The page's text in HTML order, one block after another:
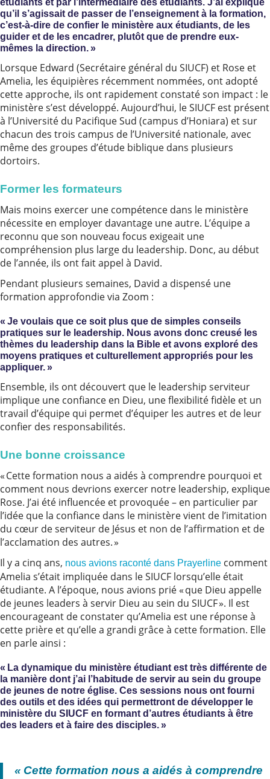
étudiants et par l’intermédiaire des étudiants. J’ai expliqué
qu’il s’agissait de passer de l’enseignement à la formation,
c’est-à-dire de confier le ministère aux étudiants, de les
guider et de les encadrer, plutôt que de prendre eux-
mêmes la direction. »
Lorsque Edward (Secrétaire général du SIUCF) et Rose et
Amelia, les équipières récemment nommées, ont adopté
cette approche, ils ont rapidement constaté son impact : le
ministère s’est développé. Aujourd’hui, le SIUCF est présent
à l’Université du Pacifique Sud (campus d’Honiara) et sur
chacun des trois campus de l’Université nationale, avec
même des groupes d’étude biblique dans plusieurs
dortoirs.
Former les formateurs
Mais moins exercer une compétence dans le ministère
nécessite en employer davantage une autre. L’équipe a
reconnu que son nouveau focus exigeait une
compréhension plus large du leadership. Donc, au début
de l’année, ils ont fait appel à David.
Pendant plusieurs semaines, David a dispensé une
formation approfondie via Zoom :
« Je voulais que ce soit plus que de simples conseils
pratiques sur le leadership. Nous avons donc creusé les
thèmes du leadership dans la Bible et avons exploré des
moyens pratiques et culturellement appropriés pour les
appliquer. »
Ensemble, ils ont découvert que le leadership serviteur
implique une confiance en Dieu, une flexibilité fidèle et un
travail d’équipe qui permet d’équiper les autres et de leur
confier des responsabilités.
Une bonne croissance
« Cette formation nous a aidés à comprendre pourquoi et
comment nous devrions exercer notre leadership, explique
Rose. J’ai été influencée et provoquée – en particulier par
l’idée que la confiance dans le ministère vient de l’imitation
du cœur de serviteur de Jésus et non de l’affirmation et de
l’acclamation des autres. »
Il y a cinq ans, nous avions raconté dans Prayerline comment
Amelia s’était impliquée dans le SIUCF lorsqu’elle était
étudiante. A l’époque, nous avions prié « que Dieu appelle
de jeunes leaders à servir Dieu au sein du SIUCF ». Il est
encourageant de constater qu’Amelia est une réponse à
cette prière et qu’elle a grandi grâce à cette formation. Elle
en parle ainsi :
« La dynamique du ministère étudiant est très différente de
la manière dont j’ai l’habitude de servir au sein du groupe
de jeunes de notre église. Ces sessions nous ont fourni
des outils et des idées qui permettront de développer le
ministère du SIUCF en formant d’autres étudiants à être
des leaders et à faire des disciples. »
« Cette formation nous a aidés à comprendre